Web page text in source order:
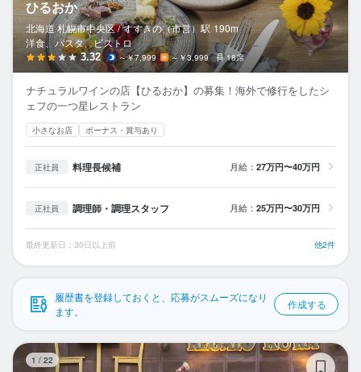
応募履歴
WEB履歴書
スカウト・メルマガ受信設定
ヘルプ・お問い合わせフォーム
掲載をご検討の店舗様へ
プライバシーポリシー
企業情報
ひるおか
北海道 札幌市中央区 / すすきの（市営）駅 190m
洋食、パスタ、ビストロ
3.32 ～￥7,999 ～￥3,999 18席
ナチュラルワインの店【ひるおか】の募集！海外で修行をしたシ
ェフの一つ星レストラン
小さなお店 ボーナス・賞与あり
正社員 料理長候補 月給： 27万円〜40万円
正社員 調理師・調理スタッフ 月給： 25万円〜30万円
最終更新日：30日以上前 他2件
履歴書を登録しておくと、応募がスムーズになり
ます。
作成する
1 / 22